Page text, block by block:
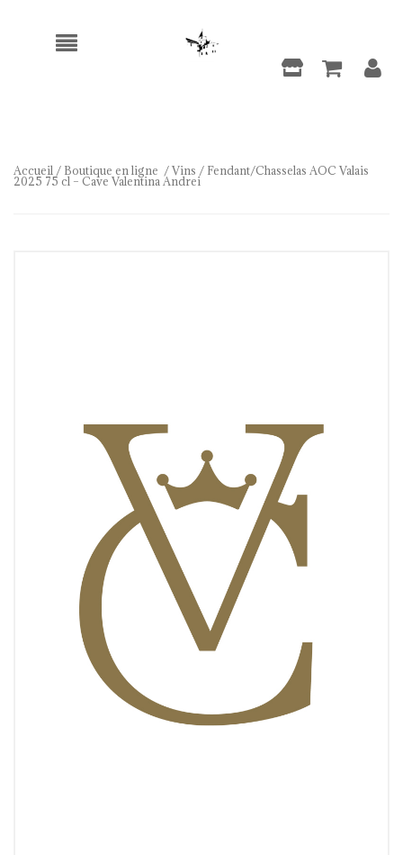
Accueil / Boutique en ligne /Vins / Fendant/Chasselas AOC Valais
2025 75 cl – Cave Valentina Andrei